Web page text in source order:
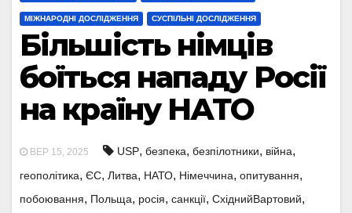
МІЖНАРОДНІ ДОСЛІДЖЕННЯ СУСПІЛЬНІ ДОСЛІДЖЕННЯ
Більшість німців
боїться нападу Росії
на країну НАТО
ВЕР 15, 2025 USP, безпека, безпілотники, війна,
геополітика, ЄС, Литва, НАТО, Німеччина, опитування,
побоювання, Польща, росія, санкції, СхіднийВартовий,